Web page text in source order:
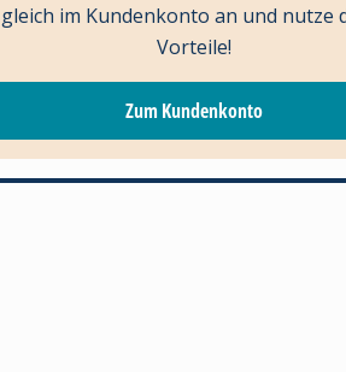
im Kundenkonto an und nutze
Vorteile!
Zum Kundenkonto